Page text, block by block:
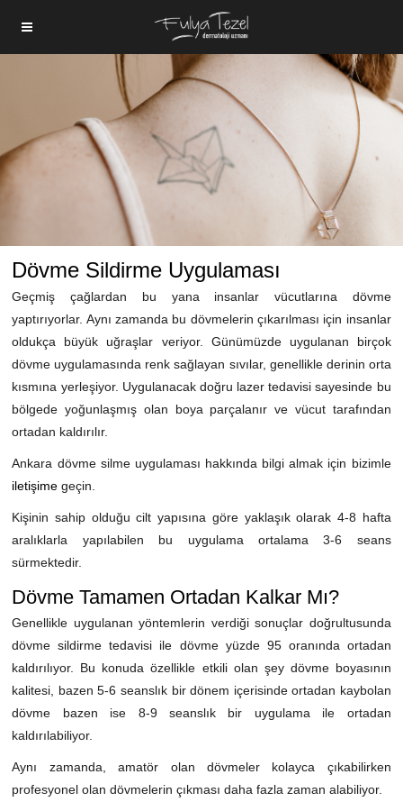
Dövme Sildirme Uygulaması
Geçmiş çağlardan bu yana insanlar vücutlarına dövme
yaptırıyorlar. Aynı zamanda bu dövmelerin çıkarılması için insanlar
oldukça büyük uğraşlar veriyor. Günümüzde uygulanan birçok
dövme uygulamasında renk sağlayan sıvılar, genellikle derinin orta
kısmına yerleşiyor. Uygulanacak doğru lazer tedavisi sayesinde bu
bölgede yoğunlaşmış olan boya parçalanır ve vücut tarafından
ortadan kaldırılır.
Ankara dövme silme uygulaması hakkında bilgi almak için bizimle
iletişime geçin.
Kişinin sahip olduğu cilt yapısına göre yaklaşık olarak 4-8 hafta
aralıklarla yapılabilen bu uygulama ortalama 3-6 seans
sürmektedir.
Dövme Tamamen Ortadan Kalkar Mı?
Genellikle uygulanan yöntemlerin verdiği sonuçlar doğrultusunda
dövme sildirme tedavisi ile dövme yüzde 95 oranında ortadan
kaldırılıyor. Bu konuda özellikle etkili olan şey dövme boyasının
kalitesi, bazen 5-6 seanslık bir dönem içerisinde ortadan kaybolan
dövme bazen ise 8-9 seanslık bir uygulama ile ortadan
kaldırılabiliyor.
Aynı zamanda, amatör olan dövmeler kolayca çıkabilirken
profesyonel olan dövmelerin çıkması daha fazla zaman alabiliyor.